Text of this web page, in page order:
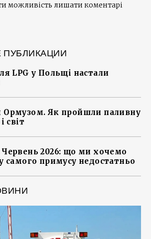
можливість лишати коментарі
ПУБЛИКАЦИИ
LPG у Польщі настали
Ормузом. Як пройшли паливну
світ
2026: що ми хочемо
самого примусу недостатньо